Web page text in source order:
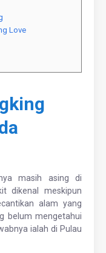
Love
masih asing di
dikenal meskipun
alam yang
belum mengetahui
ialah di Pulau